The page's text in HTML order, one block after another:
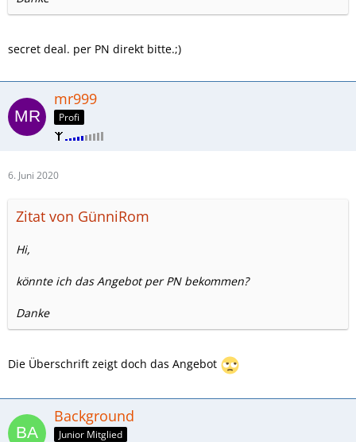
secret deal. per PN direkt bitte.;)
mr999
Profi
6. Juni 2020
Zitat von GünniRom
Hi,
könnte ich das Angebot per PN bekommen?
Danke
Die Überschrift zeigt doch das Angebot
Background
Junior Mitglied